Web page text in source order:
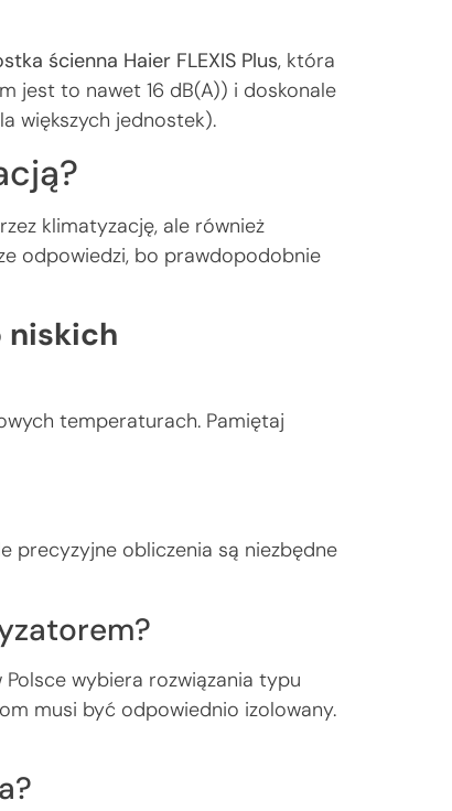
ścienna Haier FLEXIS Plus, która
jest to nawet 16 dB(A)) i doskonale
większych jednostek).
klimatyzację, ale również
odpowiedzi, bo prawdopodobnie
niskich
temperaturach. Pamiętaj
precyzyjne obliczenia są niezbędne
wybiera rozwiązania typu
musi być odpowiednio izolowany.